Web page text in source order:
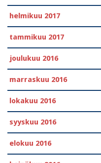
helmikuu 2017
tammikuu 2017
joulukuu 2016
marraskuu 2016
lokakuu 2016
syyskuu 2016
elokuu 2016